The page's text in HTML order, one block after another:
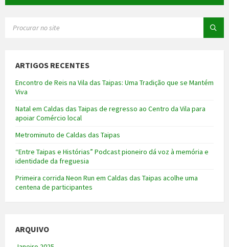
ARTIGOS RECENTES
Encontro de Reis na Vila das Taipas: Uma Tradição que se Mantém
Viva
Natal em Caldas das Taipas de regresso ao Centro da Vila para
apoiar Comércio local
Metrominuto de Caldas das Taipas
“Entre Taipas e Histórias” Podcast pioneiro dá voz à memória e
identidade da freguesia
Primeira corrida Neon Run em Caldas das Taipas acolhe uma
centena de participantes
ARQUIVO